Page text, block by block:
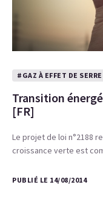
#GAZ À EFFET DE
Transition
[FR]
Le projet de loi n°2188
croissance verte est
PUBLIÉ LE 14/08/2014